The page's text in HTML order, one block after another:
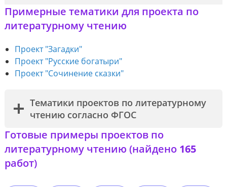
Примерные тематики для проекта по
литературному чтению
Проект "Загадки"
Проект "Русские богатыри"
Проект "Сочинение сказки"
Тематики проектов по литературному
чтению согласно ФГОС
Готовые примеры проектов по
литературному чтению (найдено 165
работ)